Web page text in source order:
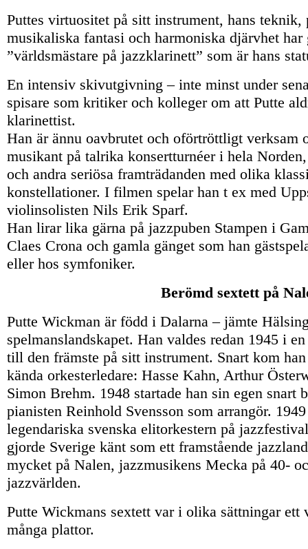
Puttes virtuositet på sitt instrument, hans
musikaliska fantasi och harmoniska djärvhet
”världsmästare på jazzklarinett” som är hans
En intensiv skivutgivning – inte minst under
spisare som kritiker och kolleger om att Putte
klarinettist.
Han är ännu oavbrutet och oförtröttligt verksam
musikant på talrika konsertturnéer i hela
och andra seriösa framträdanden med olika
konstellationer. I filmen spelar han t ex med
violinsolisten Nils Erik Sparf.
Han lirar lika gärna på jazzpuben Stampen i
Claes Crona och gamla gänget som han
eller hos symfoniker.
Berömd sextett på
Putte Wickman är född i Dalarna – jämte
spelmanslandskapet. Han valdes redan 1945 i
till den främste på sitt instrument. Snart kom
kända orkesterledare: Hasse Kahn, Arthur
Simon Brehm. 1948 startade han sin egen snart
pianisten Reinhold Svensson som arrangör.
legendariska svenska elitorkestern på
gjorde Sverige känt som ett framstående
mycket på Nalen, jazzmusikens Mecka på 40-
jazzvärlden.
Putte Wickmans sextett var i olika sättningar ett
många plattor.